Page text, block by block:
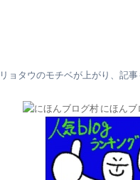
ョタウのモチベが上がり、記